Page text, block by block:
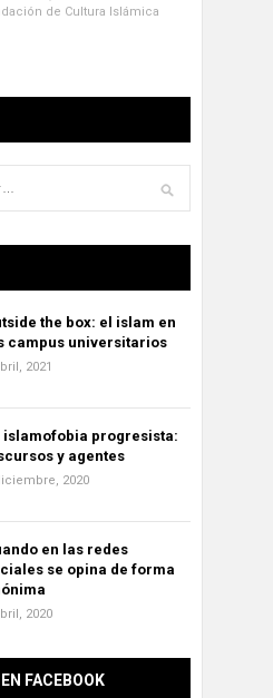
de Cultura Islámica
the box: el islam en
campus universitarios
2021
islamofobia progresista:
y agentes
2020
en las redes
se opina de forma
2020
FACEBOOK